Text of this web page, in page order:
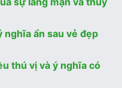
nghĩa ẩn sau vẻ đẹp
thú vị và ý nghĩa có